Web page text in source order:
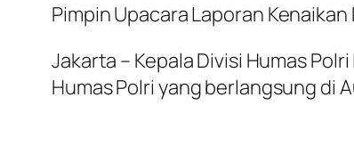
Pimpin Upacara Laporan
Jakarta – Kepala Divisi Humas
Humas Polri yang berlangsung di